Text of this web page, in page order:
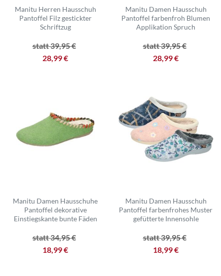
Manitu Herren Hausschuh
Pantoffel Filz gestickter
Schriftzug
statt 39,95 €
28,99 €
Manitu Damen Hausschuh
Pantoffel farbenfroh Blumen
Applikation Spruch
statt 39,95 €
28,99 €
Manitu Damen Hausschuhe
Pantoffel dekorative
Einstiegskante bunte Fäden
statt 34,95 €
18,99 €
Manitu Damen Hausschuh
Pantoffel farbenfrohes Muster
gefütterte Innensohle
statt 39,95 €
18,99 €